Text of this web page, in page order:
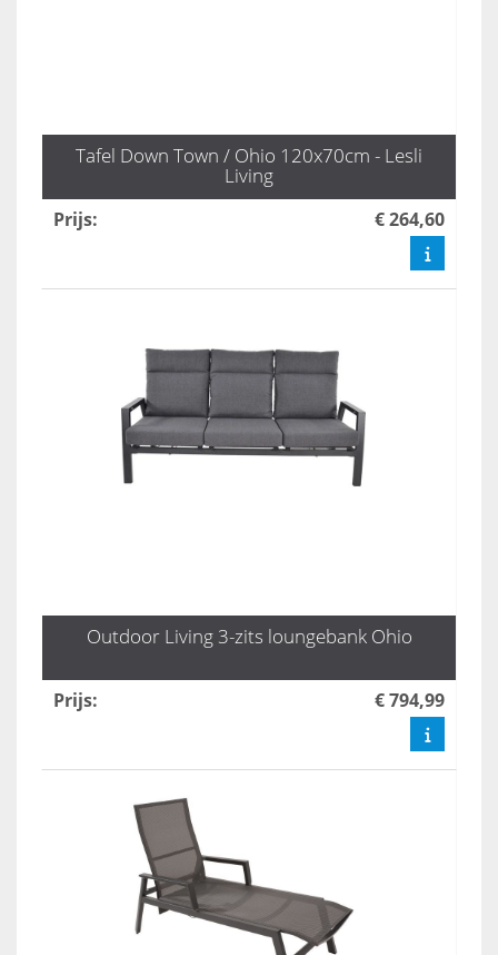
Tafel Down Town / Ohio 120x70cm - Lesli
Living
Prijs: € 264,60
Outdoor Living 3-zits loungebank Ohio
Prijs: € 794,99